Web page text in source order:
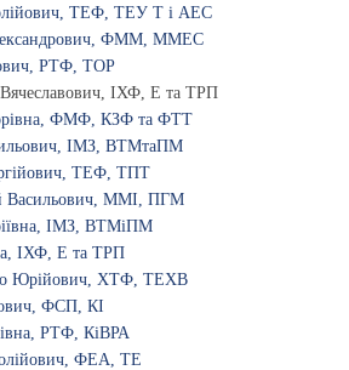
ТЕФ, ТЕУ Т і АЕС
ФММ, ММЕС
РТФ, ТОР
ІХФ, Е та ТРП
ФМФ, КЗФ та ФТТ
ІМЗ, ВТМтаПМ
ТЕФ, ТПТ
Васильович, ММІ, ПГМ
ІМЗ, ВТМіПМ
ІХФ, Е та ТРП
Юрійович, ХТФ, ТЕХВ
ФСП, КІ
РТФ, КіВРА
ФЕА, ТЕ